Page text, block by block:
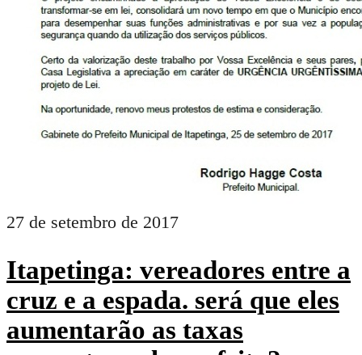
27 de setembro de 2017
Itapetinga: vereadores entre a
cruz e a espada. será que eles
aumentarão as taxas